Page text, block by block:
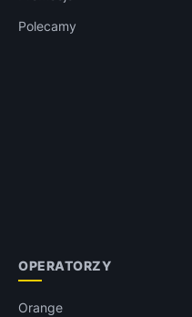
Polecamy
OPERATORZY
Orange